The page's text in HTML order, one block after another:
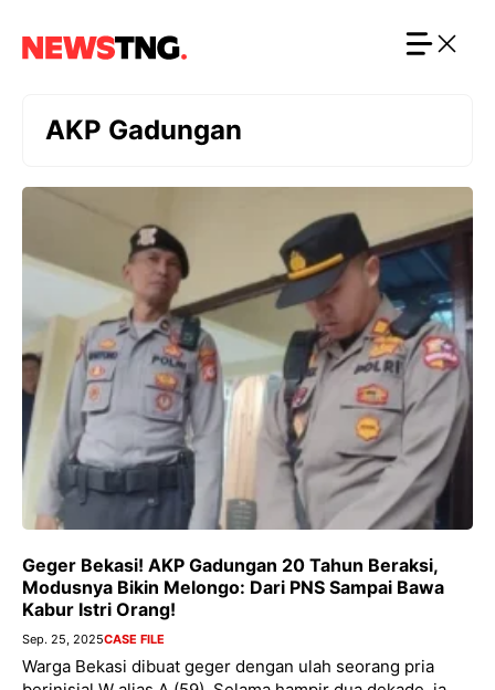
AKP Gadungan
Geger Bekasi! AKP Gadungan 20 Tahun Beraksi,
Modusnya Bikin Melongo: Dari PNS Sampai Bawa
Kabur Istri Orang!
Sep. 25, 2025CASE FILE
Warga Bekasi dibuat geger dengan ulah seorang pria